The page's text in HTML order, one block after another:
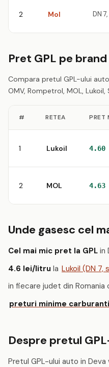
2 Mol DN
Pret GPL pe brand
Compara pretul GPL-ului
OMV, Rompetrol, MOL, Lukoil,
# RETEA PRET
1 Lukoil
2 MOL
Unde gasesc cel
Cel mai mic pret la GPL in
4.6 lei/litru la Lukoil (DN 7,
in fiecare judet din Romania
preturi minime carburanti
Despre pretul
Pretul GPL-ului auto in Deva